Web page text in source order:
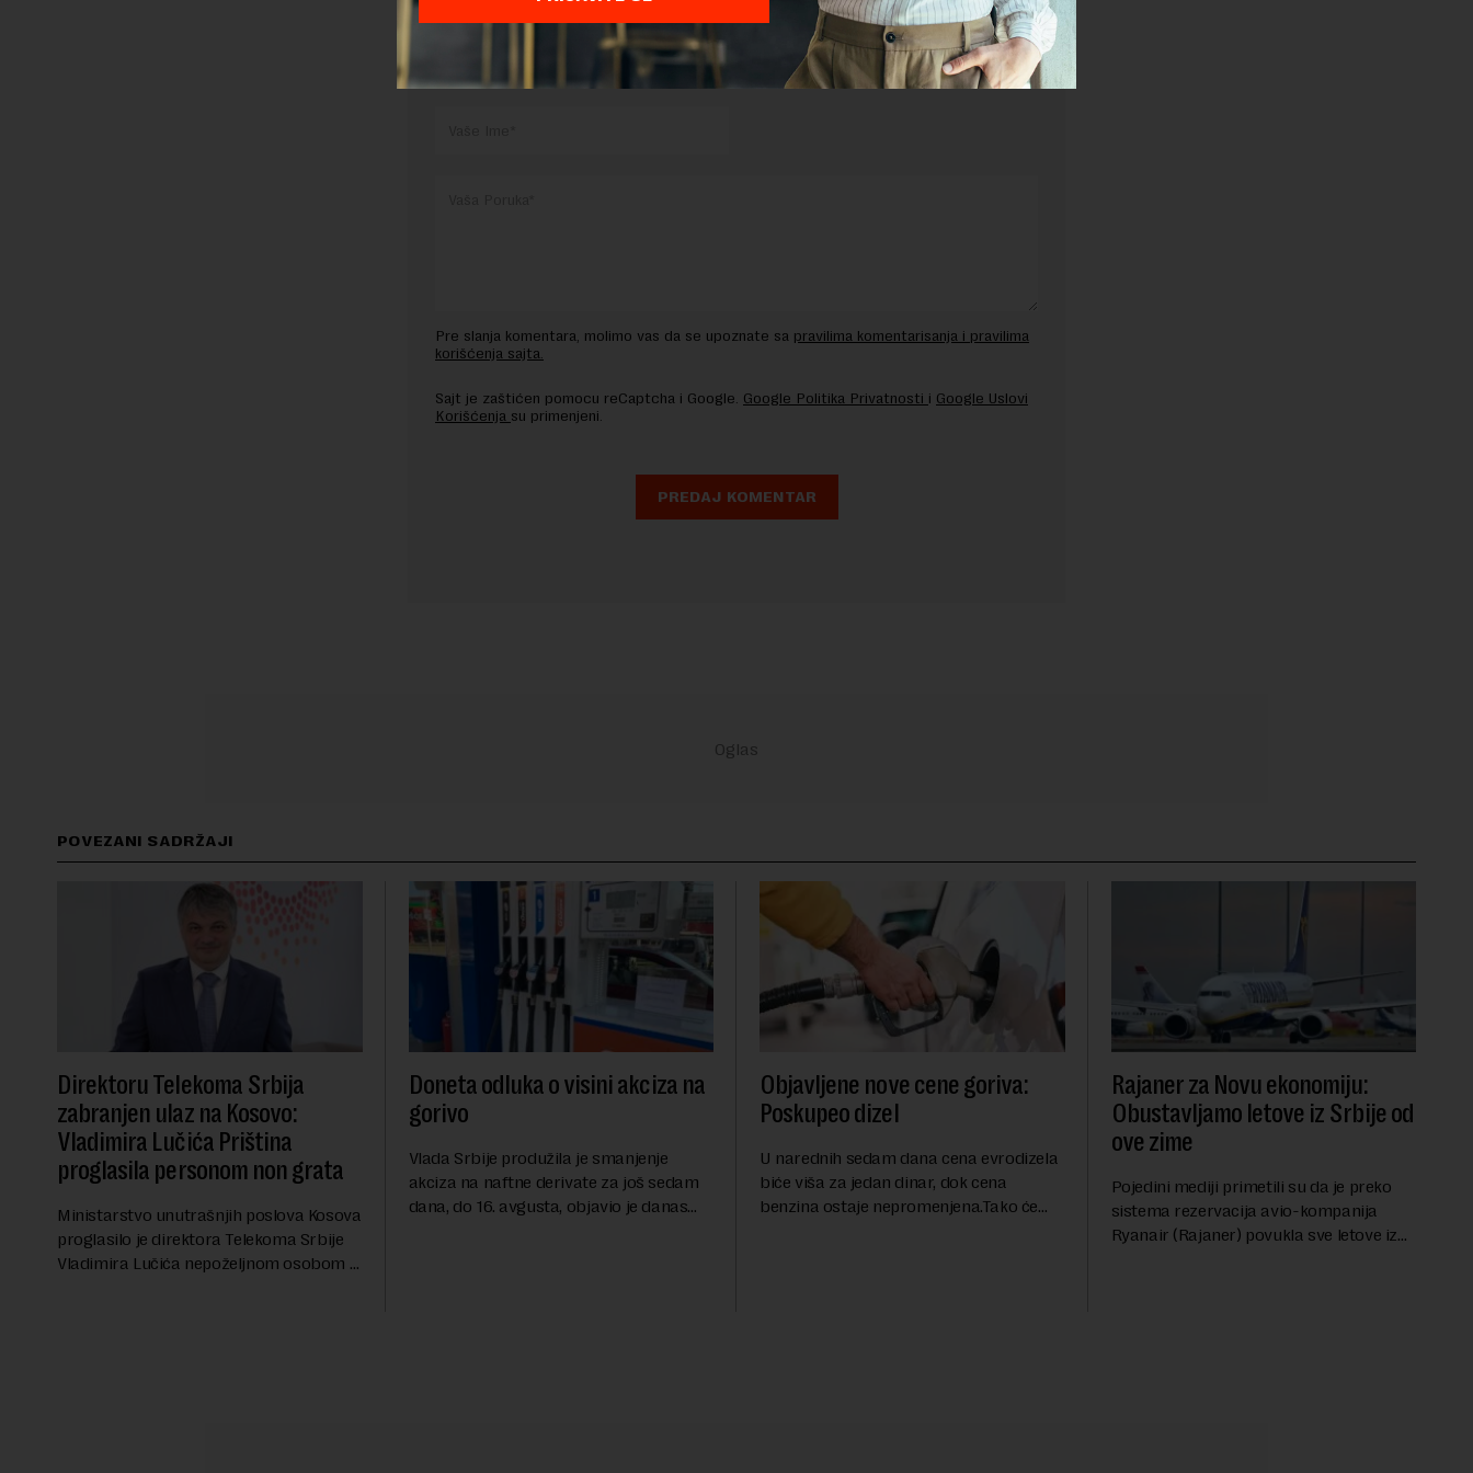
Pre slanja komentara, molimo vas da se upoznate sa pravilima komentarisanja i pravilima
korišćenja sajta.
Sajt je zaštićen pomocu reCaptcha i Google. Google Politika Privatnosti i Google Uslovi
Korišćenja su primenjeni.
POVEZANI SADRŽAJI
Direktoru Telekoma Srbija
zabranjen ulaz na Kosovo:
Vladimira Lučića Priština
proglasila personom non grata
Ministarstvo unutrašnjih poslova Kosova
proglasilo je direktora Telekoma Srbije
Vladimira Lučića nepoželjnom osobom i
Doneta odluka o visini akciza na
gorivo
Vlada Srbije produžila je smanjenje
akciza na naftne derivate za još sedam
dana, do 16. avgusta, objavio je danas
Objavljene nove cene goriva:
Poskupeo dizel
U narednih sedam dana cena evrodizela
biće viša za jedan dinar, dok cena
benzina ostaje nepromenjena.Tako će
Rajaner za Novu ekonomiju:
Obustavljamo letove iz Srbije od
ove zime
Pojedini mediji primetili su da je preko
sistema rezervacija avio-kompanija
Ryanair (Rajaner) povukla sve letove iz